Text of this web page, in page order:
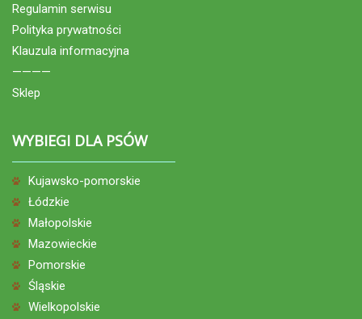
Regulamin serwisu
Polityka prywatności
Klauzula informacyjna
————
Sklep
WYBIEGI DLA PSÓW
Kujawsko-pomorskie
Łódzkie
Małopolskie
Mazowieckie
Pomorskie
Śląskie
Wielkopolskie